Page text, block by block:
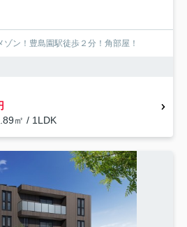
ン！豊島園駅徒歩２分！角部屋！
㎡ / 1LDK